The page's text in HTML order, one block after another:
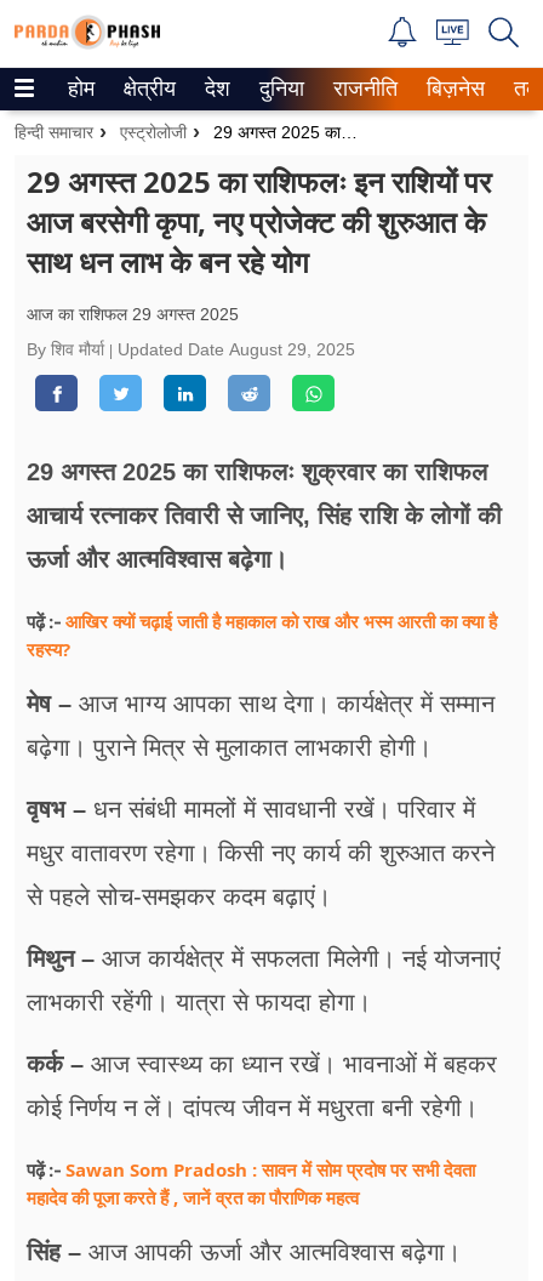
Trending on Google News
वेब स्टोरीज
उत्तर प्रदेश
वीडियो
जीवन मंत्रा
फूड
सेहत
ब्‍यूटी
होम क्षेत्रीय देश दुनिया राजनीति बिज़नेस
हिन्दी समाचार एस्ट्रोलोजी 29 अगस्त 2025 का राशिफलः इन राशियों पर आज बरसेगी कृपा, नए प्रोजेक्ट की शुरुआत के साथ धन लाभ के बन रहे योग
29 अगस्त 2025 का राशिफलः इन राशियों पर
आज बरसेगी कृपा, नए प्रोजेक्ट की शुरुआत के
साथ धन लाभ के बन रहे योग
आज का राशिफल 29 अगस्त 2025
By शिव मौर्या
Updated Date August 29, 2025
29 अगस्त 2025 का राशिफलः शुक्रवार का राशिफल
आचार्य रत्नाकर तिवारी से जानिए, सिंह राशि के लोगों की
ऊर्जा और आत्मविश्वास बढ़ेगा।
पढ़ें :- आखिर क्यों चढ़ाई जाती है महाकाल को राख और भस्म आरती का क्या है
रहस्य?
मेष – आज भाग्य आपका साथ देगा। कार्यक्षेत्र में सम्मान
बढ़ेगा। पुराने मित्र से मुलाकात लाभकारी होगी।
वृषभ – धन संबंधी मामलों में सावधानी रखें। परिवार में
मधुर वातावरण रहेगा। किसी नए कार्य की शुरुआत करने
से पहले सोच-समझकर कदम बढ़ाएं।
मिथुन – आज कार्यक्षेत्र में सफलता मिलेगी। नई योजनाएं
लाभकारी रहेंगी। यात्रा से फायदा होगा।
कर्क – आज स्वास्थ्य का ध्यान रखें। भावनाओं में बहकर
कोई निर्णय न लें। दांपत्य जीवन में मधुरता बनी रहेगी।
पढ़ें :- Sawan Som Pradosh : सावन में सोम प्रदोष पर सभी देवता
महादेव की पूजा करते हैं , जानें व्रत का पौराणिक महत्व
सिंह – आज आपकी ऊर्जा और आत्मविश्वास बढ़ेगा।